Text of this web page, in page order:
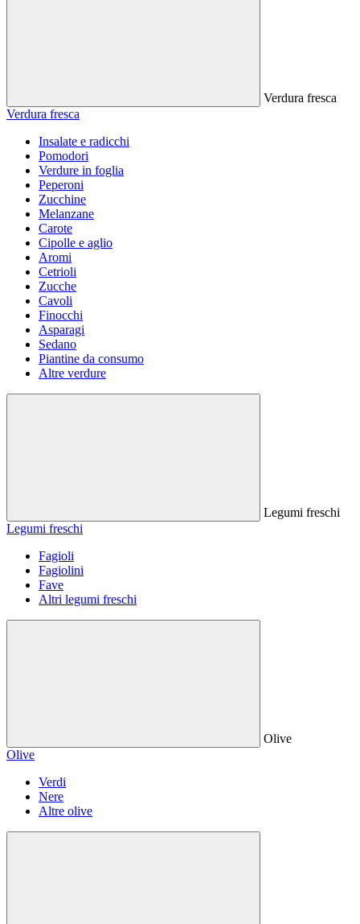
Verdura fresca
Verdura fresca
Insalate e radicchi
Pomodori
Verdure in foglia
Peperoni
Zucchine
Melanzane
Carote
Cipolle e aglio
Aromi
Cetrioli
Zucche
Cavoli
Finocchi
Asparagi
Sedano
Piantine da consumo
Altre verdure
Legumi freschi
Legumi freschi
Fagioli
Fagiolini
Fave
Altri legumi freschi
Olive
Olive
Verdi
Nere
Altre olive